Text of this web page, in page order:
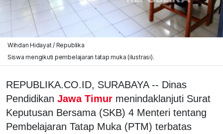
Wihdan Hidayat / Republika
Siswa mengikuti pembelajaran tatap muka (ilustrasi).
REPUBLIKA.CO.ID, SURABAYA -- Dinas
Pendidikan Jawa Timur menindaklanjuti Surat
Keputusan Bersama (SKB) 4 Menteri tentang
Pembelajaran Tatap Muka (PTM) terbatas